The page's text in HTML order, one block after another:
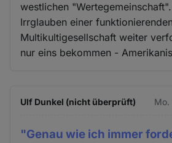
westlichen
Irrglauben einer
Multikultigesellschaft weiter
nur eins bekommen -
Ulf Dunkel (nicht überprüft) Mo.
"Genau wie ich immer